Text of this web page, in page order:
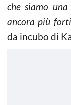
che siamo
ancora più
da incubo di